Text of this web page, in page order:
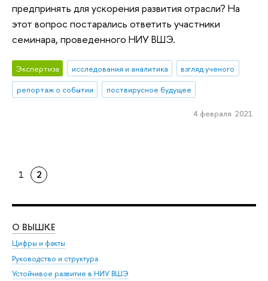
предпринять для ускорения развития отрасли? На
этот вопрос постарались ответить участники
семинара, проведенного НИУ ВШЭ.
Экспертиза исследования и аналитика
взгляд ученого
репортаж о событии
поствирусное будущее
4 февраля 2021
1 2
О ВЫШКЕ
Цифры и факты
Руководство и структура
Устойчивое развитие в НИУ ВШЭ